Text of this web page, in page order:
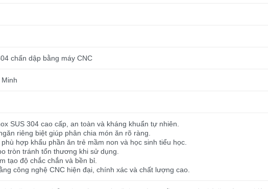
chấn dập bằng máy CNC
SUS 304 cao cấp, an toàn và kháng khuẩn tự nhiên.
riêng biệt giúp phân chia món ăn rõ ràng.
hợp khẩu phần ăn trẻ mầm non và học sinh tiểu học.
tròn tránh tổn thương khi sử dụng.
tạo độ chắc chắn và bền bỉ.
công nghệ CNC hiện đại, chính xác và chất lượng cao.